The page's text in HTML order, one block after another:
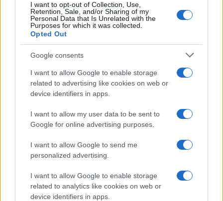
I want to opt-out of Collection, Use,
Retention, Sale, and/or Sharing of my
Personal Data that Is Unrelated with the
Purposes for which it was collected.
Opted Out
Google consents
I want to allow Google to enable storage
related to advertising like cookies on web or
device identifiers in apps.
I want to allow my user data to be sent to
Google for online advertising purposes.
I want to allow Google to send me
personalized advertising.
I want to allow Google to enable storage
related to analytics like cookies on web or
device identifiers in apps.